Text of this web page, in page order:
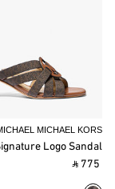
MICHAEL KORS
Logo Sandal
‎ ⃁ 775 ‎